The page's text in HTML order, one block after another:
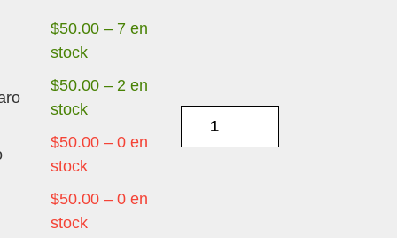
$50.00– 7 en
stock
$50.00– 2 en
stock
$50.00– 0 en
stock
$50.00– 0 en
stock